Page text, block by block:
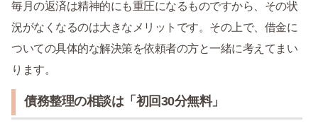
毎月の返済は精神的にも重圧になるものですから、その状
況がなくなるのは大きなメリットです。その上で、借金に
ついての具体的な解決策を依頼者の方と一緒に考えてまい
ります。
債務整理の相談は「初回30分無料」